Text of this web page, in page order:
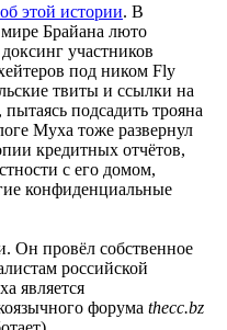
этой истории. В
Брайана люто
участников
под ником Fly
твиты и ссылки на
подсадить трояна
Муха тоже развернул
кредитных отчётов,
с его домом,
конфиденциальные
Он провёл собственное
российской
является
форума thecc.bz